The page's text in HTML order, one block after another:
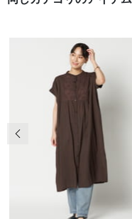
前の画像